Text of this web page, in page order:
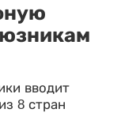
вводит
8 стран